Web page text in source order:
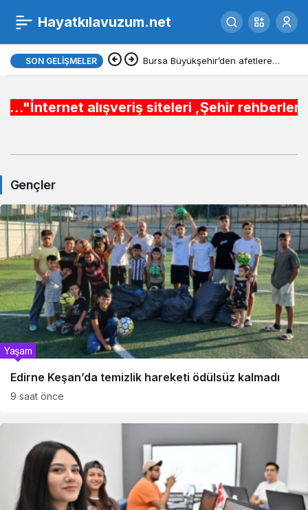
Hayatkılavuzum.net
Gençler
Haberleri
SON GELIŞMELER Bursa Büyükşehir’den afetlere
alışveriş siteleri ,Şehir
Gençler
Edirne Keşan’da temizlik hareketi ödülsüz kalmadı
Yaşam
9 saat önce